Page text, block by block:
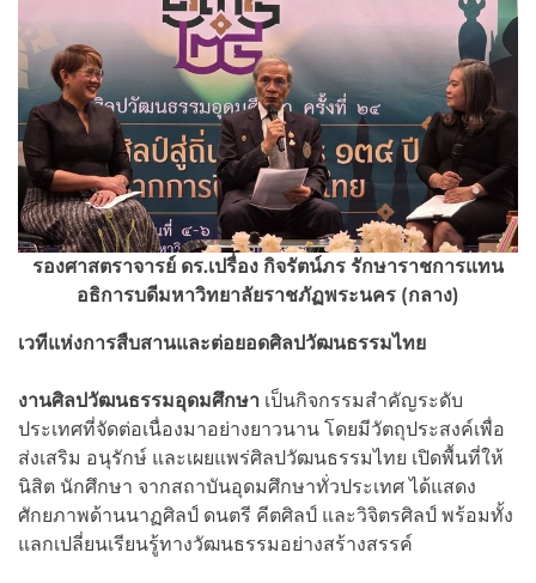
รองศาสตราจารย์ ดร.เปรื่อง กิจรัตน์ภร รักษาราชการแทน
อธิการบดีมหาวิทยาลัยราชภัฏพระนคร (กลาง)
เวทีแห่งการสืบสานและต่อยอดศิลปวัฒนธรรมไทย
งานศิลปวัฒนธรรมอุดมศึกษา เป็นกิจกรรมสำคัญระดับ
ประเทศที่จัดต่อเนื่องมาอย่างยาวนาน โดยมีวัตถุประสงค์เพื่อ
ส่งเสริม อนุรักษ์ และเผยแพร่ศิลปวัฒนธรรมไทย เปิดพื้นที่ให้
นิสิต นักศึกษา จากสถาบันอุดมศึกษาทั่วประเทศ ได้แสดง
ศักยภาพด้านนาฏศิลป์ ดนตรี คีตศิลป์ และวิจิตรศิลป์ พร้อมทั้ง
แลกเปลี่ยนเรียนรู้ทางวัฒนธรรมอย่างสร้างสรรค์